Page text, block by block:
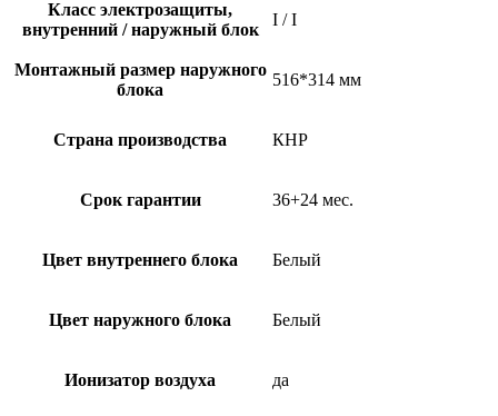
Класс электрозащиты,
внутренний / наружный блок
I / I
Монтажный размер наружного
блока
516*314 мм
Страна производства КНР
Срок гарантии 36+24 мес.
Цвет внутреннего блока Белый
Цвет наружного блока Белый
Ионизатор воздуха да